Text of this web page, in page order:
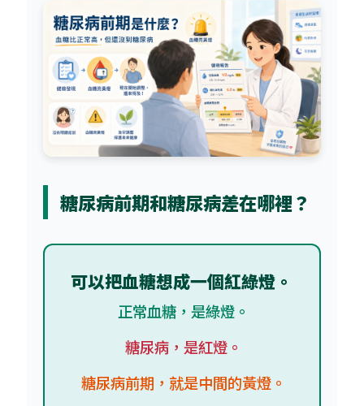
糖尿病前期和糖尿病差在哪裡？
可以把血糖想成一個紅綠燈。
正常血糖，是綠燈。
糖尿病，是紅燈。
糖尿病前期，就是中間的黃燈。